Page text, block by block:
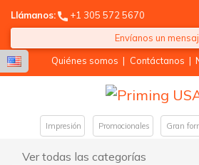
Llámanos:
+1 305 572 5670
Envíanos un
Quiénes somos | Contáctanos |
Impresión Promocionales Gran
Ver todas las categorías